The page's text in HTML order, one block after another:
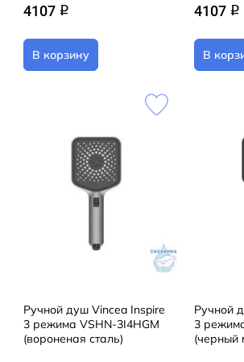
4107 q
В корзину
4107 q
В
Ручной душ Vincea Inspire
3 режима VSHN-3I4HGM
(вороненая сталь)
Ручной
3
(черный